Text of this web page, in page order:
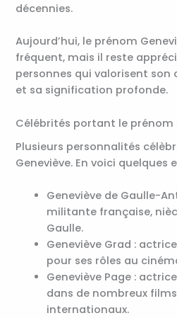
décennies.
Aujourd’hui, le prénom
fréquent, mais il reste
personnes qui valorisent
et sa signification profonde.
Célébrités portant le prénom
Plusieurs personnalités
Geneviève. En voici quelques
Geneviève de Gaulle-
militante française,
Gaulle.
Geneviève Grad :
pour ses rôles au
Geneviève Page :
dans de nombreux
internationaux.